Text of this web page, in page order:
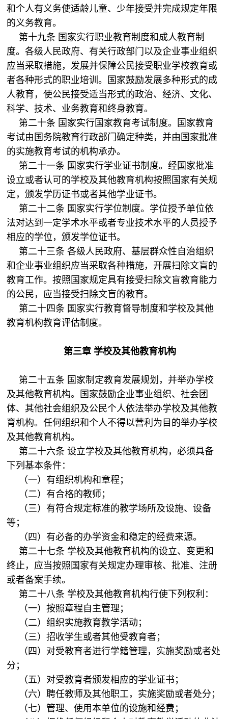
和个人有义务使适龄儿童、少年接受并完成规定年限
的义务教育。
第十九条 国家实行职业教育制度和成人教育制
度。各级人民政府、有关行政部门以及企业事业组织
应当采取措施，发展并保障公民接受职业学校教育或
者各种形式的职业培训。国家鼓励发展多种形式的成
人教育，使公民接受适当形式的政治、经济、文化、
科学、技术、业务教育和终身教育。
第二十条 国家实行国家教育考试制度。国家教育
考试由国务院教育行政部门确定种类，并由国家批准
的实施教育考试的机构承办。
第二十一条 国家实行学业证书制度。经国家批准
设立或者认可的学校及其他教育机构按照国家有关规
定，颁发学历证书或者其他学业证书。
第二十二条 国家实行学位制度。学位授予单位依
法对达到一定学术水平或者专业技术水平的人员授予
相应的学位，颁发学位证书。
第二十三条 各级人民政府、基层群众性自治组织
和企业事业组织应当采取各种措施，开展扫除文盲的
教育工作。按照国家规定具有接受扫除文盲教育能力
的公民，应当接受扫除文盲的教育。
第二十四条 国家实行教育督导制度和学校及其他
教育机构教育评估制度。
第三章 学校及其他教育机构
第二十五条 国家制定教育发展规划，并举办学校
及其他教育机构。国家鼓励企业事业组织、社会团
体、其他社会组织及公民个人依法举办学校及其他教
育机构。任何组织和个人不得以营利为目的举办学校
及其他教育机构。
第二十六条 设立学校及其他教育机构，必须具备
下列基本条件：
（一）有组织机构和章程；
（二）有合格的教师；
（三）有符合规定标准的教学场所及设施、设备
等；
（四）有必备的办学资金和稳定的经费来源。
第二十七条 学校及其他教育机构的设立、变更和
终止，应当按照国家有关规定办理审核、批准、注册
或者备案手续。
第二十八条 学校及其他教育机构行使下列权利：
（一）按照章程自主管理；
（二）组织实施教育教学活动；
（三）招收学生或者其他受教育者；
（四）对受教育者进行学籍管理，实施奖励或者处
分；
（五）对受教育者颁发相应的学业证书；
（六）聘任教师及其他职工，实施奖励或者处分；
（七）管理、使用本单位的设施和经费；